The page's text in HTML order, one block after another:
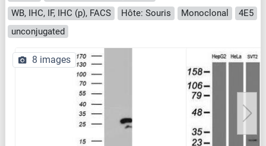
WB, IHC, IF, IHC (p), FACS
Hôte: Souris Monoclonal
4E5
unconjugated
8 images